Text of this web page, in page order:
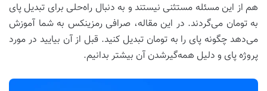
هم از این مسئله مستثنی نیستند و به دنبال راه‌حلی برای تبدیل پای
به تومان می‌گردند. در این مقاله، صرافی رمزینکس به شما آموزش
می‌دهد چگونه پای را به تومان تبدیل کنید. قبل از آن بیایید در مورد
پروژه پای و دلیل همه‌گیرشدن آن بیشتر بدانیم.